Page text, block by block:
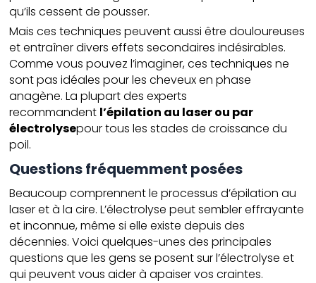
qu’ils cessent de pousser.
Mais ces techniques peuvent aussi être douloureuses
et entraîner divers effets secondaires indésirables.
Comme vous pouvez l’imaginer, ces techniques ne
sont pas idéales pour les cheveux en phase
anagène. La plupart des experts
recommandent l’épilation au laser ou par
électrolysepour tous les stades de croissance du
poil.
Questions fréquemment posées
Beaucoup comprennent le processus d’épilation au
laser et à la cire. L’électrolyse peut sembler effrayante
et inconnue, même si elle existe depuis des
décennies. Voici quelques-unes des principales
questions que les gens se posent sur l’électrolyse et
qui peuvent vous aider à apaiser vos craintes.